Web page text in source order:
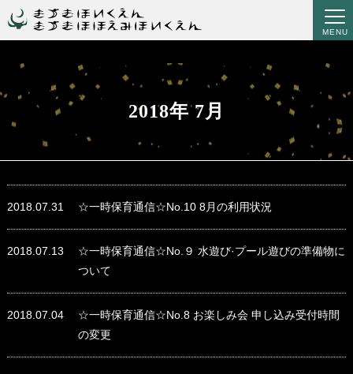
MENU
2018年 7月
2018.07.31 ☆一時保育通信☆No.10 8月の利用状況
2018.07.13
☆一時保育通信☆No.９ 水遊び·プール遊びの準備物に
ついて
2018.07.04
☆一時保育通信☆No.8 お楽しみ会 申し込み受付時間
の変更